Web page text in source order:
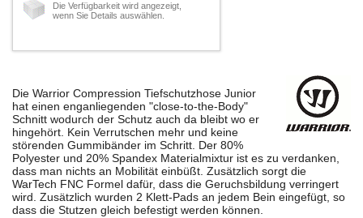
Die Verfügbarkeit wird angezeigt,
wenn Sie Details auswählen.
Die Warrior Compression Tiefschutzhose Junior
hat einen enganliegenden "close-to-the-Body"
Schnitt wodurch der Schutz auch da bleibt wo er
hingehört. Kein Verrutschen mehr und keine
störenden Gummibänder im Schritt. Der 80%
Polyester und 20% Spandex Materialmixtur ist es zu verdanken,
dass man nichts an Mobilität einbüßt. Zusätzlich sorgt die
WarTech FNC Formel dafür, dass die Geruchsbildung verringert
wird. Zusätzlich wurden 2 Klett-Pads an jedem Bein eingefügt, so
dass die Stutzen gleich befestigt werden können.